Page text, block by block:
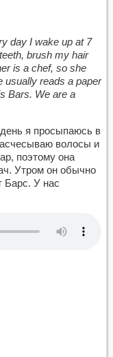
day I wake up at 7
brush my hair
is a chef, so she
usually reads a paper
Bars. We are a
я просыпаюсь в
волосы и
поэтому она
Утром он обычно
Барс. У нас